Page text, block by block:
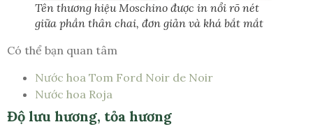
Tên thương hiệu Moschino được in nổi rõ nét
giữa phần thân chai, đơn giản và khá bắt mắt
Có thể bạn quan tâm
Nước hoa Tom Ford Noir de Noir
Nước hoa Roja
Độ lưu hương, tỏa hương